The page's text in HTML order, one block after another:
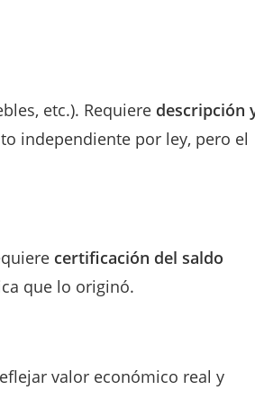
etc.). Requiere descripción
independiente por ley, pero el
certificación del saldo
que lo originó.
valor económico real y